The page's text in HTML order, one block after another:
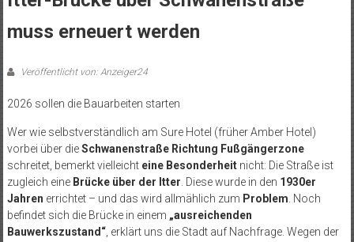
muss erneuert werden
Veröffentlicht von: Anzeiger24
2026 sollen die Bauarbeiten starten
Wer wie selbstverständlich am Sure Hotel (früher Amber Hotel)
vorbei über dieSchwanenstraße Richtung Fußgängerzone
schreitet, bemerkt vielleicht eine Besonderheitnicht: Die Straße ist
zugleich eine Brücke über der Itter . Diese wurde in den 1930er
Jahren errichtet – und das wird allmählich zum Problem . Noch
befindet sich die Brücke in einem „ausreichenden
Bauwerkszustand“, erklärt uns die Stadt auf Nachfrage. Wegen der